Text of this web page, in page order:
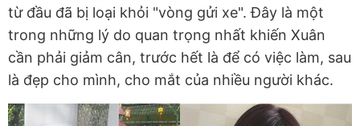
từ đầu đã bị loại khỏi "vòng gửi xe". Đây là một
trong những lý do quan trọng nhất khiến Xuân
cần phải giảm cân, trước hết là để có việc làm, sau
là đẹp cho mình, cho mắt của nhiều người khác.